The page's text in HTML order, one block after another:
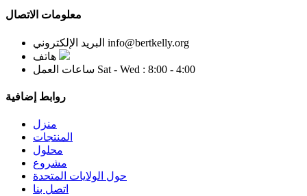
معلومات الاتصال
البريد الإلكتروني info@bertkelly.org
هاتف
ساعات العمل Sat - Wed : 8:00 - 4:00
روابط إضافية
منزل
المنتجات
محلول
مشروع
حول الولايات المتحدة
اتصل بنا